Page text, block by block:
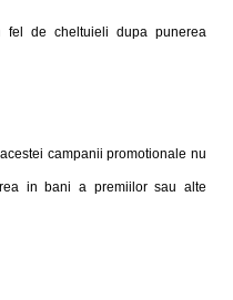
fel de cheltuieli dupa punerea
campanii promotionale nu
in bani a premiilor sau alte